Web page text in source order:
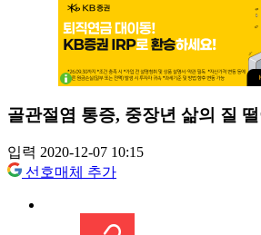
골관절염 통증, 중장년 삶의 질
입력 2020-12-07 10:15
선호매체 추가